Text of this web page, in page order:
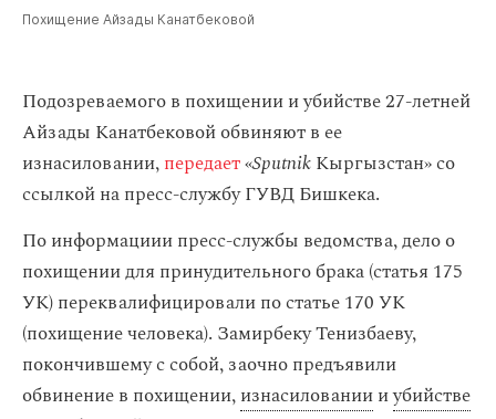
Похищение Айзады Канатбековой
Подозреваемого в похищении и убийстве 27-летней
Айзады Канатбековой обвиняют в ее
изнасиловании,передает«SputnikКыргызстан» со
ссылкой на пресс-службу ГУВД Бишкека.
По информациии пресс-службы ведомства, дело о
похищении для принудительного брака (статья 175
УК) переквалифицировали по статье 170 УК
(похищение человека). Замирбеку Тенизбаеву,
покончившему с собой, заочно предъявили
обвинение в похищении,изнасилованиииубийстве